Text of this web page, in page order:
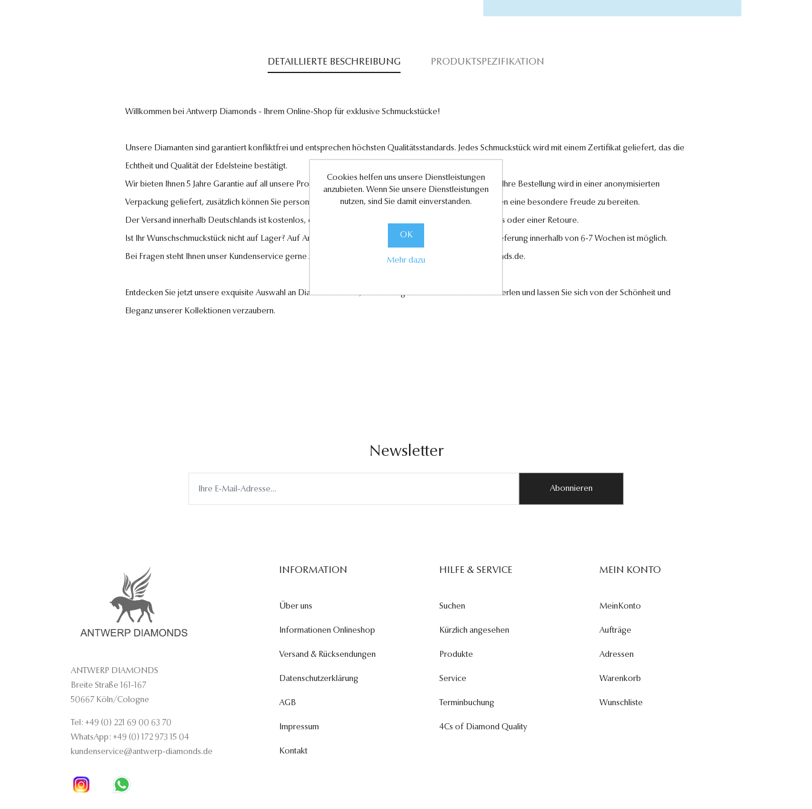
DETAILLIERTE BESCHREIBUNG PRODUKTSPEZIFIKATION
Willkommen bei Antwerp Diamonds - Ihrem Online-Shop für exklusive Schmuckstücke!
Unsere Diamanten sind garantiert konfliktfrei und entsprechen höchsten Qualitätsstandards. Jedes Schmuckstück wird mit einem Zertifikat geliefert, das die
Echtheit und Qualität der Edelsteine bestätigt.
Wir bieten Ihnen 5 Jahre Garantie auf all unsere Produkte und legen großen Wert auf Ihre Zufriedenheit. Ihre Bestellung wird in einer anonymisierten
Verpackung geliefert, zusätzlich können Sie personalisierte Geschenkkarten hinzufügen, um Ihren Liebsten eine besondere Freude zu bereiten.
Der Versand innerhalb Deutschlands ist kostenlos, ebenso wie der Rückversand im Falle eines Umtauschs oder einer Retoure.
Ist Ihr Wunschschmuckstück nicht auf Lager? Auf Anfrage können wir es für Sie anfertigen lassen. Eine Lieferung innerhalb von 6-7 Wochen ist möglich.
Bei Fragen steht Ihnen unser Kundenservice gerne zur Verfügung unter kundenservice@antwerp-diamonds.de.
Entdecken Sie jetzt unsere exquisite Auswahl an Diamantschmuck, hochwertigen Edelsteinen und edlen Perlen und lassen Sie sich von der Schönheit und
Eleganz unserer Kollektionen verzaubern.
Newsletter
Abonnieren
ANTWERP DIAMONDS
Breite Straße 161-167
50667 Köln/Cologne
Tel: +49 (0) 221 69 00 63 70
WhatsApp: +49 (0) 172 973 15 04
kundenservice@antwerp-diamonds.de
INFORMATION
Über uns
Informationen Onlineshop
Versand & Rücksendungen
Datenschutzerklärung
AGB
Impressum
Kontakt
HILFE & SERVICE
Suchen
Kürzlich angesehen
Produkte
Service
Terminbuchung
4Cs of Diamond Quality
MEIN KONTO
MeinKonto
Aufträge
Adressen
Warenkorb
Wunschliste
Cookies helfen uns unsere Dienstleistungen
anzubieten. Wenn Sie unsere Dienstleistungen
nutzen, sind Sie damit einverstanden.
OK
Mehr dazu